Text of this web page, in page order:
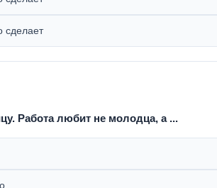
сделает
Работа любит не молодца, а ...